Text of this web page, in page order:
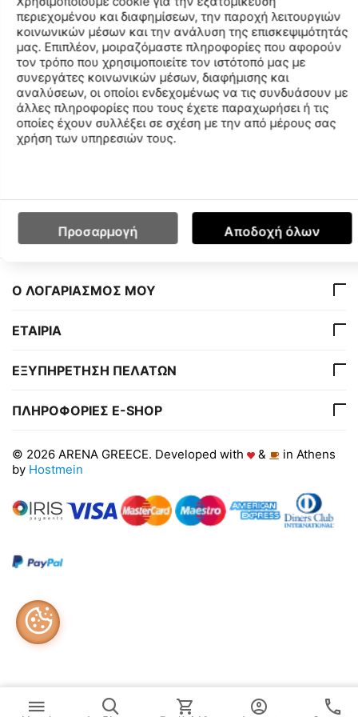
Φτιαγμένο από ύφασμα με την τεχνολογία, MaxLife, που
είναι ανθεκτικό κατά 100% στο χλώριο της πισίνας,
προσφέρει αντηλιακή προστασία UV με υψηλότατο δείκτη
UPF50+. Στεγνώνει πολύ γρήγορα κι έχει μεγάλη αντοχή.
Το μαλακό ύφασμα και η μερική επένδυση, που έχει στη
μπροστινή του πλευρά, δηλαδή η εσωτερική του φόδρα, το
κάνει ευκολοφόρετο κι άνετο. Το εσωτερικό κορδόνι, που
ρυθμίζεται αναλόγως στη μέση, εγγυάται την άριστη
εφαρμογή. Μήκος πλευράς: 5,5 εκατοστά.
Χαρακτηριστικά
Ο ΛΟΓΑΡΙΑΣΜΟΣ ΜΟΥ
ΕΤΑΙΡΙΑ
ΕΞΥΠΗΡΕΤΗΣΗ ΠΕΛΑΤΩΝ
ΠΛΗΡΟΦΟΡΙΕΣ E-SHOP
© 2026 ARENA GREECE. Developed with &
in Athens
by Hostmein
περιεχομένου και διαφημίσεων, την παροχή λειτουργιών
κοινωνικών μέσων και την ανάλυση της επισκεψιμότητάς
μας. Επιπλέον, μοιραζόμαστε πληροφορίες που αφορούν
τον τρόπο που χρησιμοποιείτε τον ιστότοπό μας με
συνεργάτες κοινωνικών μέσων, διαφήμισης και
αναλύσεων, οι οποίοι ενδεχομένως να τις συνδυάσουν με
άλλες πληροφορίες που τους έχετε παραχωρήσει ή τις
οποίες έχουν συλλέξει σε σχέση με την από μέρους σας
χρήση των υπηρεσιών τους.
Προσαρμογή Αποδοχή όλων